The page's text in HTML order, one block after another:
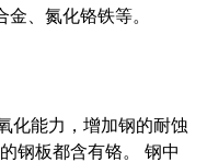
金、氮化铬铁等。
化能力，增加钢的耐蚀
钢板都含有铬。 钢中